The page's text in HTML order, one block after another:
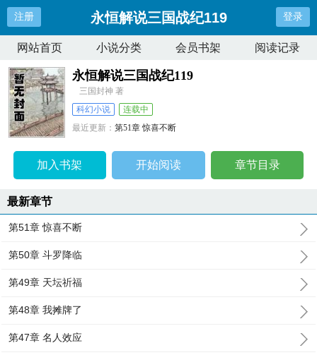
注册 永恒解说三国战纪119 登录
网站首页 小说分类 会员书架 阅读记录
永恒解说三国战纪119
三国封神 著
科幻小说
连载中
最近更新：第51章 惊喜不断
加入书架 开始阅读 章节目录
最新章节
第51章 惊喜不断
第50章 斗罗降临
第49章 天坛祈福
第48章 我摊牌了
第47章 名人效应